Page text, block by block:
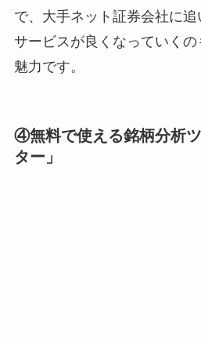
で、大手ネット証券会社に
サービスが良くなっていく
魅力です。
④無料で使える銘柄分析
ター」